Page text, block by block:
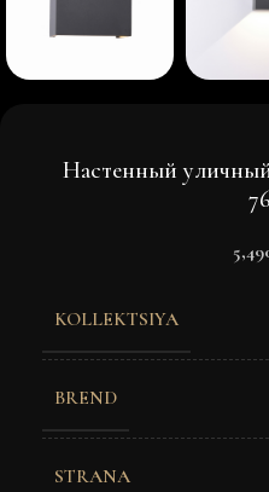
Настенный
KOLLEKTSIYA
BREND
STRANA